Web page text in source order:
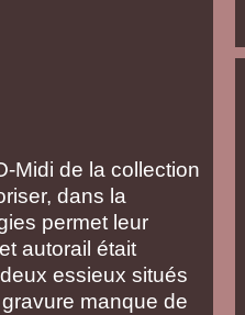
Midi de la collection
dans la
permet leur
autorail était
essieux situés
manque de